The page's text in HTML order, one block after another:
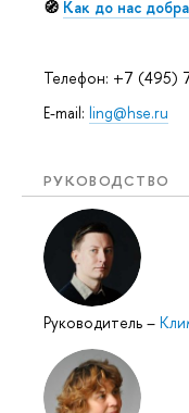
🧭 Как до нас
Телефон: +7 (495)
E-mail: ling@hse.ru
РУКОВОДСТВО
Руководитель –